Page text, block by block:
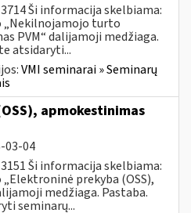
Ši informacija skelbiama:
„Nekilnojamojo turto
PVM“ dalijamoji medžiaga.
atsidaryti...
VMI seminarai » Seminarų
apmokestinimas
03-04
Ši informacija skelbiama:
prekyba (OSS),
medžiaga. Pastaba.
seminarų...